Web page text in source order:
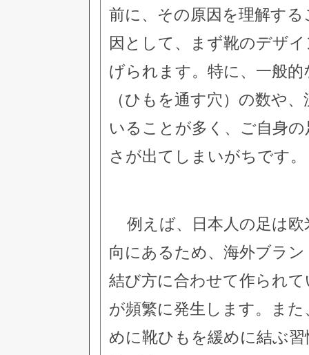
前に、その原因を理解す
因として、まず靴のデザ
げられます。特に、一般的
（ひもを通す穴）の数や
いることが多く、ご自身
さが出てしまいがちです。
例えば、日本人の足は
向にあるため、海外ブラ
結び方に合わせて作られ
が頻繁に発生します。ま
めに靴ひもを緩めに結ぶ